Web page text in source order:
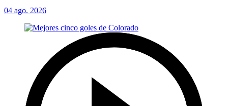
04 ago. 2026